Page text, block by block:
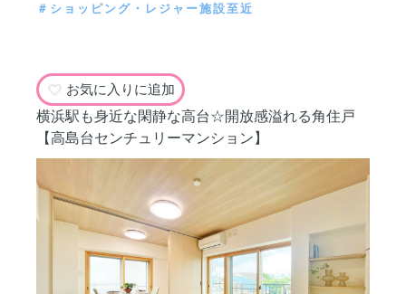
＃ショッピング・レジャー施設至近
お気に入りに追加
横浜駅も身近な閑静な高台☆開放感溢れる角住戸
【高島台センチュリーマンション】